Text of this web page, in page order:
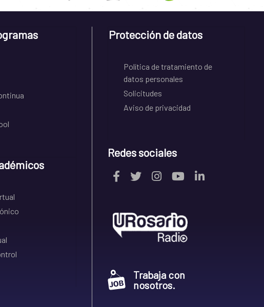
Protección de datos
Política de tratamiento de
datos personales
Solicitudes
Aviso de privacidad
Redes sociales
Trabaja con
nosotros.